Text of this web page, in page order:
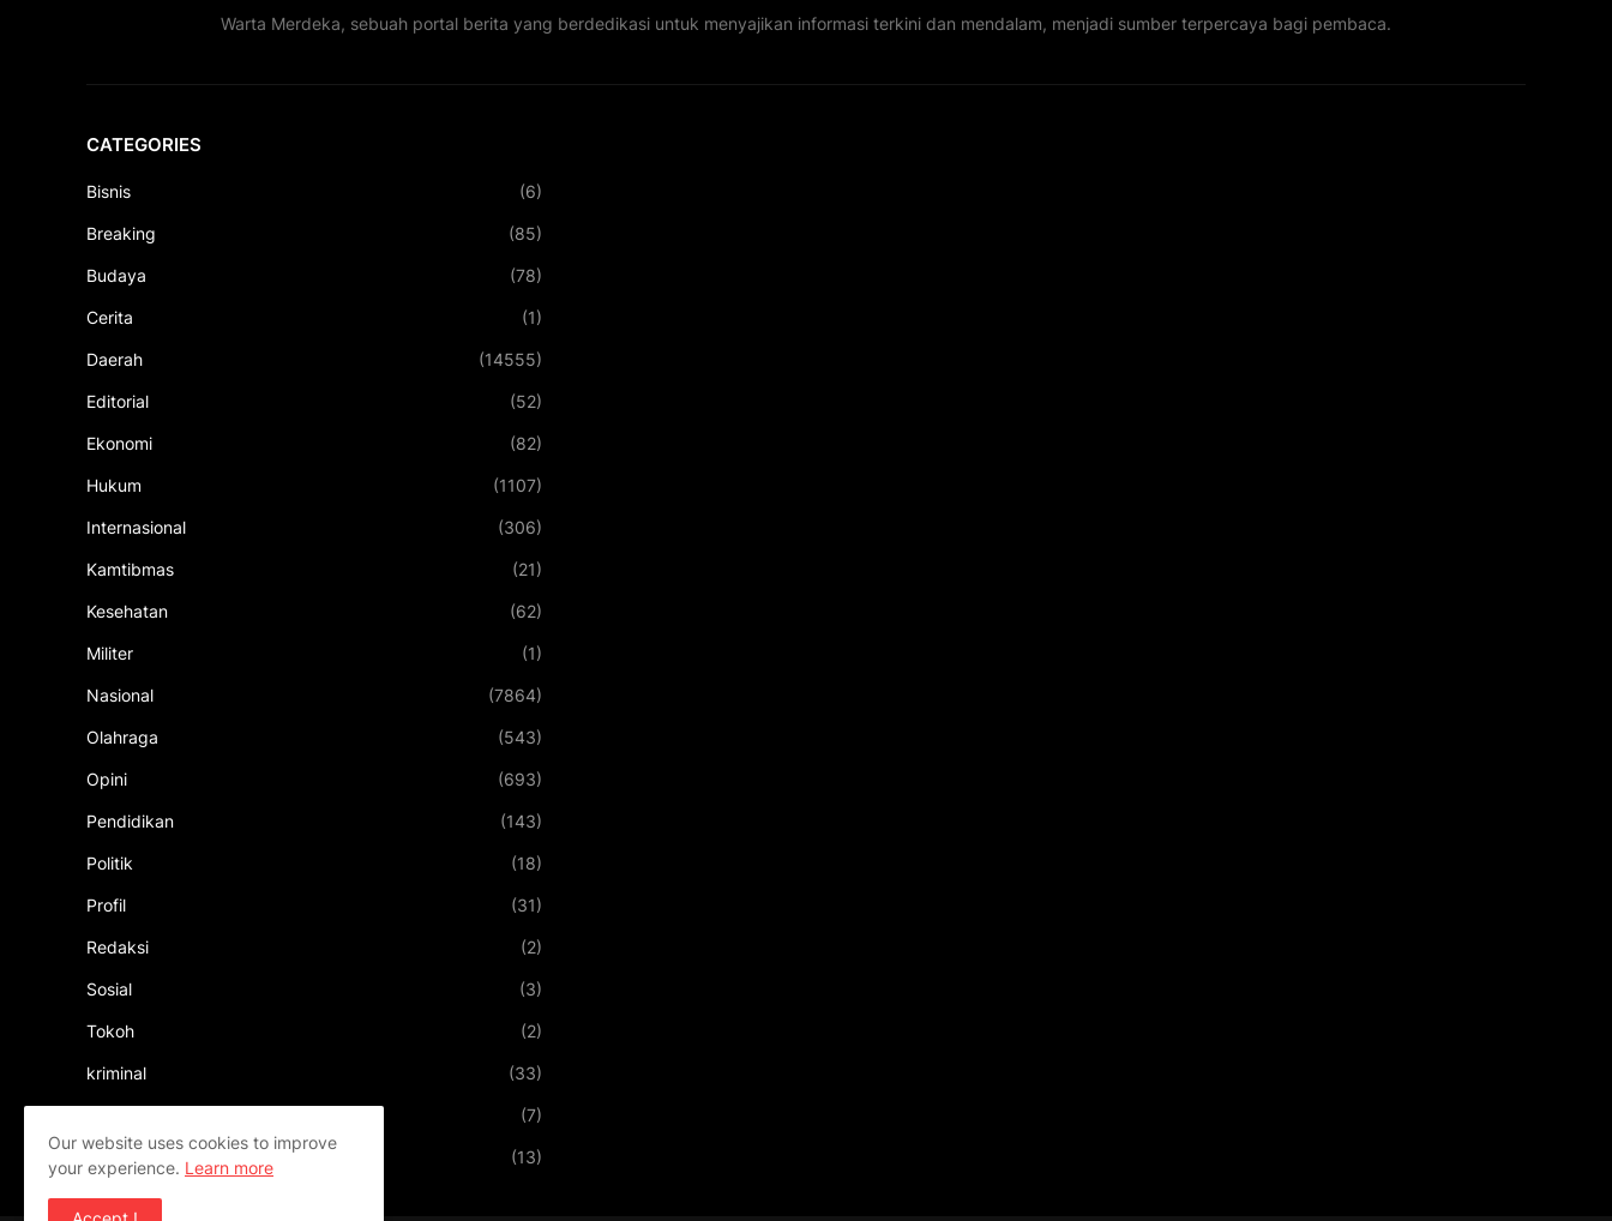
Warta Merdeka, sebuah portal berita yang berdedikasi untuk menyajikan informasi terkini dan mendalam, menjadi sumber terpercaya bagi pembaca.
CATEGORIES
Bisnis (6)
Breaking (85)
Budaya (78)
Cerita (1)
Daerah (14555)
Editorial (52)
Ekonomi (82)
Hukum (1107)
Internasional (306)
Kamtibmas (21)
Kesehatan (62)
Militer (1)
Nasional (7864)
Olahraga (543)
Opini (693)
Pendidikan (143)
Politik (18)
Profil (31)
Redaksi (2)
Sosial (3)
Tokoh (2)
kriminal (33)
(7)
pariwisata (13)
Our website uses cookies to improve
your experience. Learn more